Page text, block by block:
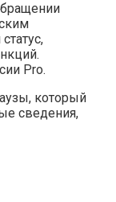
Pro.
который
сведения,